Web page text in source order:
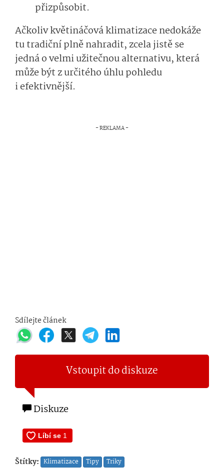
přizpůsobit.
Ačkoliv květináčová klimatizace nedokáže
tu tradiční plně nahradit, zcela jistě se
jedná o velmi užitečnou alternativu, která
může být z určitého úhlu pohledu
i efektivnější.
Sdílejte článek
Vstoupit do diskuze
Diskuze
Štítky: Klimatizace Tipy Triky